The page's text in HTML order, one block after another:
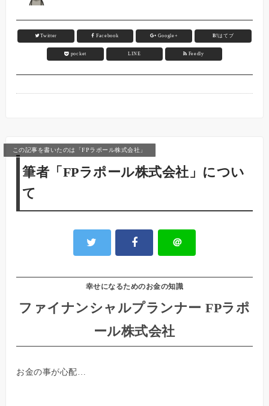
Twitter Facebook Google+ B!はてブ
pocket LINE Feedly
この記事を書いたのは「FPラポール株式会社」
筆者「FPラポール株式会社」につい
て
＠
幸せになるためのお金の知識
ファイナンシャルプランナー FPラポ
ール株式会社
お金の事が心配…